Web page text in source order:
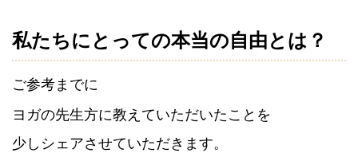
私たちにとっての本当の自由とは？
ご参考までに
ヨガの先生方に教えていただいたことを
少しシェアさせていただきます。